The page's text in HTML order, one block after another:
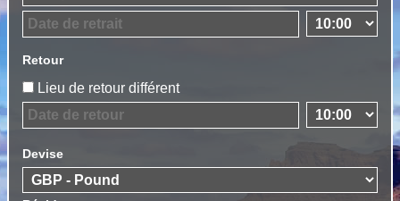
Retour
Lieu de retour différent
Devise